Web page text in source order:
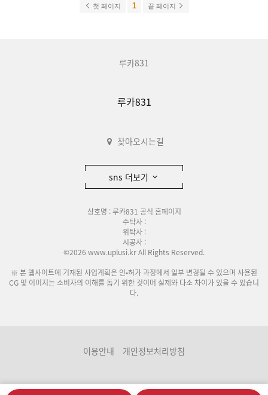
첫 페이지 1 끝 페이지
루카831
루카831
찾아오시는길
sns 더보기
상호명 : 루카831 공식 홈페이지
수탁사 :
위탁사 :
시공사 :
©2026 www.uplusi.kr All Rights Reserved.
※ 본 웹사이트에 기재된 사업계획은 인•허가 과정에서 일부 변경될 수 있으며 사용된
CG 및 이미지는 소비자의 이해를 돕기 위한 것이며 실제와 다소 차이가 있을 수 있습니
다.
이용안내 개인정보처리방침